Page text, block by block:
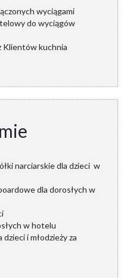
wyciągami
do wyciągów
Klientów kuchnia
narciarskie dla dzieci w
dla dorosłych w
w hotelu
i młodzieży za